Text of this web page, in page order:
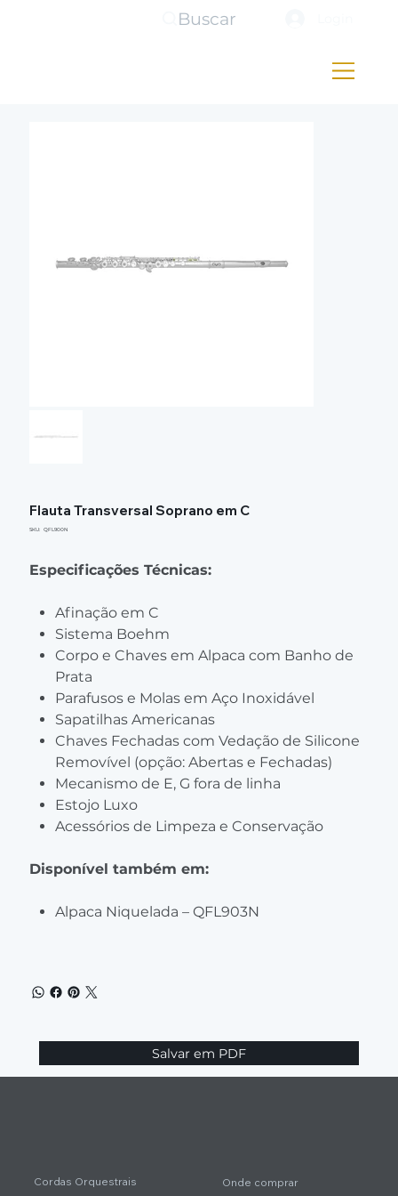
Buscar
Flauta Transversal Soprano em C
SKU:
SKU
QFL900N
Especificações Técnicas:
Afinação em C
Sistema Boehm
Corpo e Chaves em Alpaca com Banho de
Prata
Parafusos e Molas em Aço Inoxidável
Sapatilhas Americanas
Chaves Fechadas com Vedação de Silicone
Removível (opção: Abertas e Fechadas)
Mecanismo de E, G fora de linha
Estojo Luxo
Acessórios de Limpeza e Conservação
Disponível também em:
Alpaca Niquelada – QFL903N
Salvar em PDF
Onde comprar
Cordas Orquestrais